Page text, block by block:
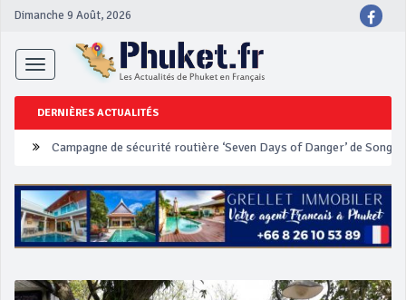
Dimanche 9 Août, 2026
Toggle
navigation
DERNIÈRES ACTUALITÉS
Un touriste français blessé en se faisant arracher son collier en
Phuket Peranakan Festival
‘Phuket Eye’ assurera la sécurité pendant Songkran
Campagne de sécurité routière ‘Seven Days of Danger’ de